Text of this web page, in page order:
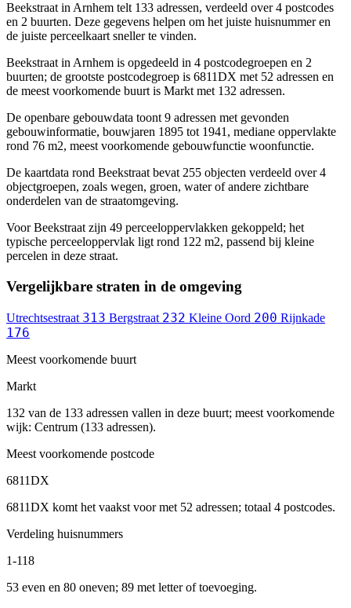
Beekstraat in Arnhem telt 133 adressen, verdeeld over 4 postcodes
en 2 buurten. Deze gegevens helpen om het juiste huisnummer en
de juiste perceelkaart sneller te vinden.
Beekstraat in Arnhem is opgedeeld in 4 postcodegroepen en 2
buurten; de grootste postcodegroep is 6811DX met 52 adressen en
de meest voorkomende buurt is Markt met 132 adressen.
De openbare gebouwdata toont 9 adressen met gevonden
gebouwinformatie, bouwjaren 1895 tot 1941, mediane oppervlakte
rond 76 m2, meest voorkomende gebouwfunctie woonfunctie.
De kaartdata rond Beekstraat bevat 255 objecten verdeeld over 4
objectgroepen, zoals wegen, groen, water of andere zichtbare
onderdelen van de straatomgeving.
Voor Beekstraat zijn 49 perceeloppervlakken gekoppeld; het
typische perceeloppervlak ligt rond 122 m2, passend bij kleine
percelen in deze straat.
Vergelijkbare straten in de omgeving
Utrechtsestraat 313 Bergstraat 232 Kleine Oord 200 Rijnkade
176
Meest voorkomende buurt
Markt
132 van de 133 adressen vallen in deze buurt; meest voorkomende
wijk: Centrum (133 adressen).
Meest voorkomende postcode
6811DX
6811DX komt het vaakst voor met 52 adressen; totaal 4 postcodes.
Verdeling huisnummers
1-118
53 even en 80 oneven; 89 met letter of toevoeging.